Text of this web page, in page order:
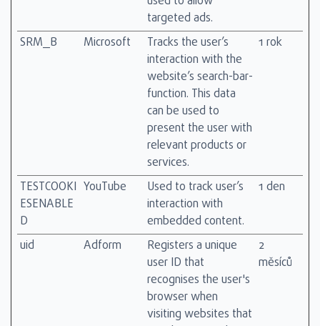
targeted ads.
SRM_B
Microsoft
Tracks the user’s
interaction with the
website’s search-bar-
function. This data
can be used to
present the user with
relevant products or
services.
1 rok
TESTCOOKI
ESENABLE
D
YouTube
Used to track user’s
interaction with
embedded content.
1 den
uid Adform
Registers a unique
user ID that
recognises the user's
browser when
visiting websites that
2
měsíců